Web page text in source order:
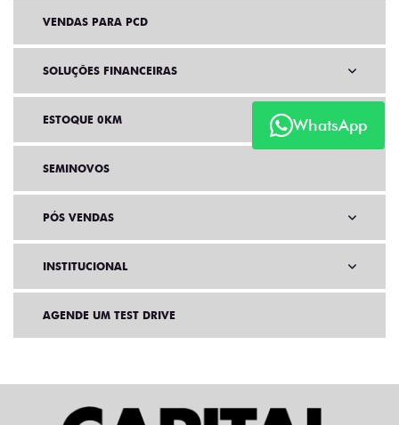
WhatsApp
VENDAS PARA PCD
SOLUÇÕES FINANCEIRAS
ESTOQUE 0KM
SEMINOVOS
PÓS VENDAS
INSTITUCIONAL
AGENDE UM TEST DRIVE